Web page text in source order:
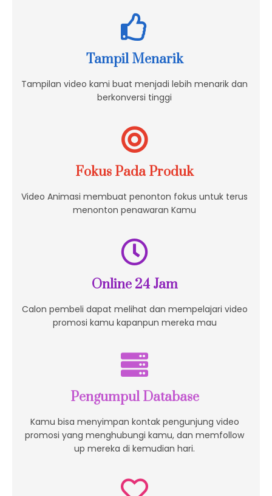
Tampil Menarik
Tampilan video kami buat menjadi lebih menarik dan
berkonversi tinggi
Fokus Pada Produk
Video Animasi membuat penonton fokus untuk terus
menonton penawaran Kamu
Online 24 Jam
Calon pembeli dapat melihat dan mempelajari video
promosi kamu kapanpun mereka mau
Pengumpul Database
Kamu bisa menyimpan kontak pengunjung video
promosi yang menghubungi kamu, dan memfollow
up mereka di kemudian hari.